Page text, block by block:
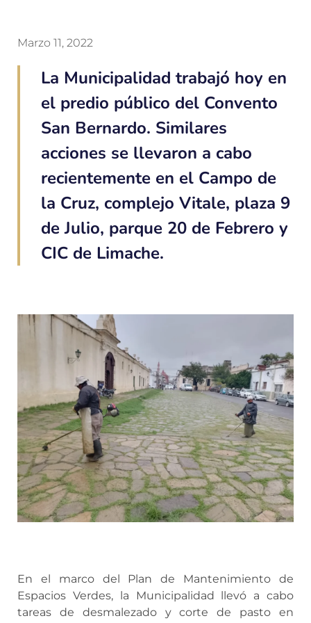
Marzo 11, 2022
La Municipalidad trabajó hoy en
el predio público del Convento
San Bernardo. Similares
acciones se llevaron a cabo
recientemente en el Campo de
la Cruz, complejo Vitale, plaza 9
de Julio, parque 20 de Febrero y
CIC de Limache.
En el marco del Plan de Mantenimiento de
Espacios Verdes, la Municipalidad llevó a cabo
tareas de desmalezado y corte de pasto en